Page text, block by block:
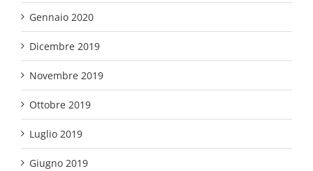
Gennaio 2020
Dicembre 2019
Novembre 2019
Ottobre 2019
Luglio 2019
Giugno 2019